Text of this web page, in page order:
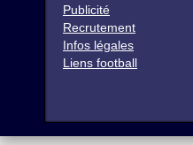
Publicité
Recrutement
Infos légales
Liens football